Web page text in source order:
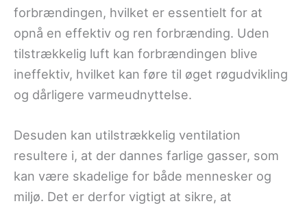
forbrændingen, hvilket er essentielt for at
opnå en effektiv og ren forbrænding. Uden
tilstrækkelig luft kan forbrændingen blive
ineffektiv, hvilket kan føre til øget røgudvikling
og dårligere varmeudnyttelse.
Desuden kan utilstrækkelig ventilation
resultere i, at der dannes farlige gasser, som
kan være skadelige for både mennesker og
miljø. Det er derfor vigtigt at sikre, at